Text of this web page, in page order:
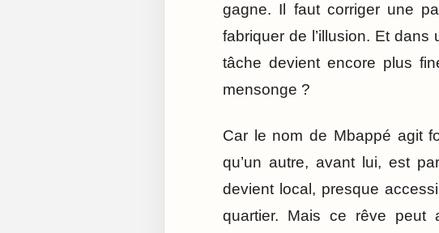
gagne. Il faut corriger une
fabriquer de l’illusion. Et
tâche devient encore plus
mensonge ?
Car le nom de Mbappé agit
qu’un autre, avant lui, est
devient local, presque
quartier. Mais ce rêve peut